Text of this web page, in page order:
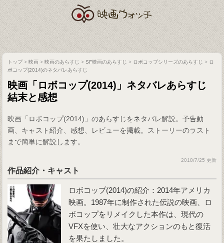
トップ>映画 >映画のあらすじ >SF映画のあらすじ > ロボコップシリーズのあらすじ > ロ
ボコップ(2014)のネタバレあらすじ
映画「ロボコップ(2014)」ネタバレあらすじ
結末と感想
映画「ロボコップ(2014)」のあらすじをネタバレ解説。予告動
画、キャスト紹介、感想、レビューを掲載。ストーリーのラスト
まで簡単に解説します。
2018/7/25 更新
作品紹介・キャスト
ロボコップ(2014)の紹介：2014年アメリカ
映画。1987年に制作された伝説の映画、ロ
ボコップをリメイクした本作は、現代の
VFXを使い、壮大なアクションのもと復活
を果たしました。